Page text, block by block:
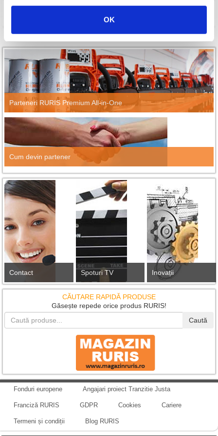
OK
Parteneri RURIS Premium All-in-One
Cum devin partener
Contact Spoturi TV Inovații
CĂUTARE RAPIDĂ PRODUSE
Găsește repede orice produs RURIS!
Caută
Fonduri europene Angajari proiect Tranzitie Justa
Franciză RURIS GDPR Cookies Cariere
Termeni și condiții Blog RURIS